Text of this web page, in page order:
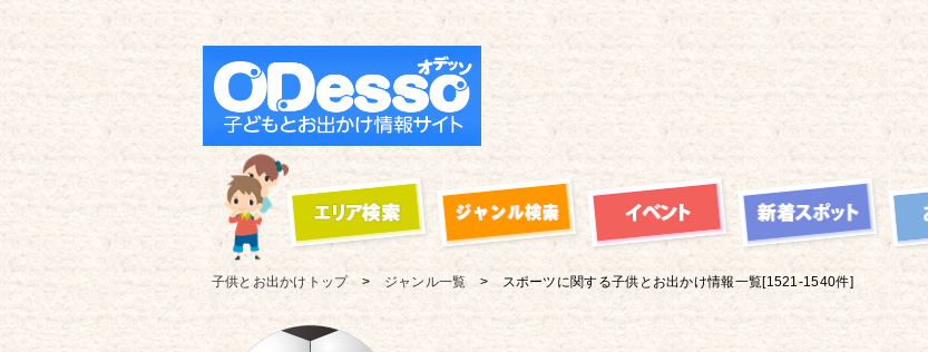
子供とお出かけ トップ ジャンル一覧 スポーツに関する子供とお出かけ情報一覧[1521-1540件]